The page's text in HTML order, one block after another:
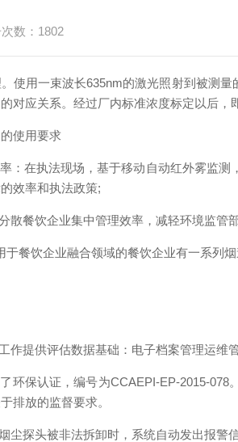
数：1802
使用一束波长635nm的激光照射到被测
对应关系。经过厂内标准浓度标定以后，
使用要求
在执法现场，基于移动自动红外雾监测
效率和执法政策;
餐饮企业集中管理效率，减轻环境监管
餐饮企业融合领域的餐饮企业有一系列烟
提供评估数据基础：电子档案管理运维
保认证，编号为CCAEPI-EP-2015-078
排放的监督要求。
探头被非法拆卸时，系统自动发出报警